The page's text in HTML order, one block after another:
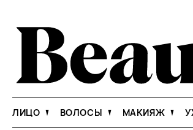
ЛИЦО ВОЛОСЫ МАКИЯЖ